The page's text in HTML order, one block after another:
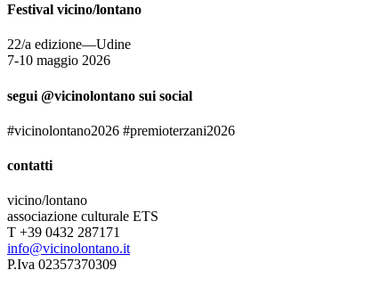
Festival vicino/lontano
22/a edizione—Udine
7-10 maggio 2026
segui @vicinolontano sui social
#vicinolontano2026 #premioterzani2026
contatti
vicino/lontano
associazione culturale ETS
T +39 0432 287171
info@vicinolontano.it
P.Iva 02357370309